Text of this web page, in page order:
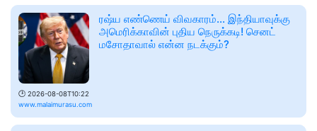
🕑 2026-08-08T10:22
www.malaimurasu.com
ரஷ்ய எண்ணெய் விவகாரம்... இந்தியாவுக்கு
அமெரிக்காவின் புதிய நெருக்கடி! செனட்
மசோதாவால் என்ன நடக்கும்?